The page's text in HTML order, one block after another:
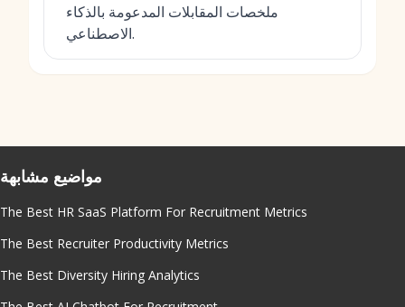
ملخصات المقابلات المدعومة بالذكاء
الاصطناعي.
مواضيع مشابهة
The Best HR SaaS Platform For Recruitment Metrics
The Best Recruiter Productivity Metrics
The Best Diversity Hiring Analytics